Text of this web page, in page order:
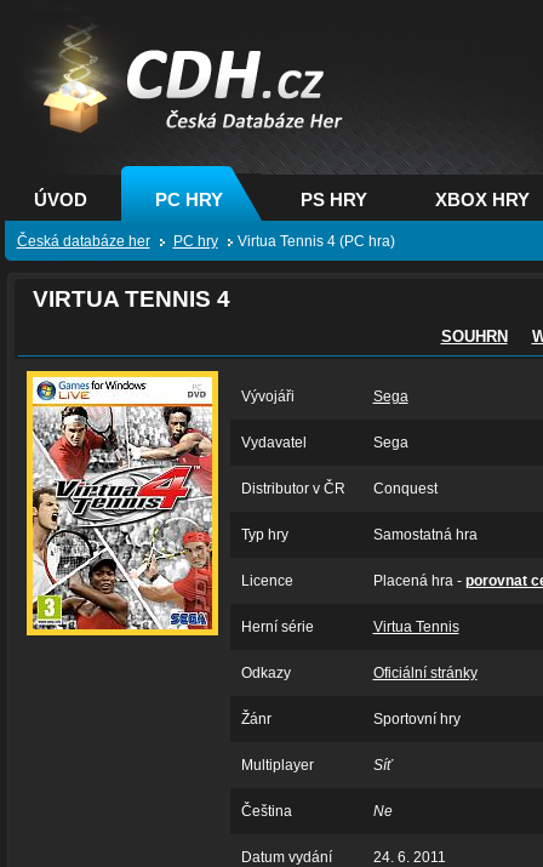
CDH.cz - hry na PC,
PS, XBOX - Česká
databáze her
ÚVOD PC HRY PS HRY XBOX HRY
Česká databáze her PC hry Virtua Tennis 4 (PC hra)
VIRTUA TENNIS 4
SOUHRN
Vývojáři Sega
Vydavatel Sega
Distributor v ČR Conquest
Typ hry Samostatná hra
Licence Placená hra - porovnat
Herní série Virtua Tennis
Odkazy Oficiální stránky
Žánr Sportovní hry
Multiplayer Síť
Čeština Ne
Datum vydání 24. 6. 2011